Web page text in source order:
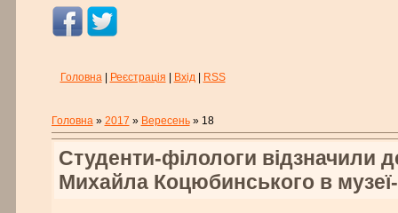
Головна| Реєстрація Вхід| RSS
Головна» 2017 » Вересень » 18
Студенти-філологи відзначили
Михайла Коцюбинського в